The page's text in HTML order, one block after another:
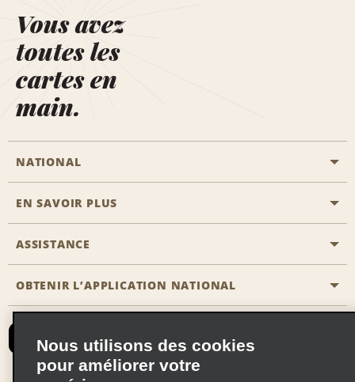
Vous avez
toutes les
cartes en
main.
NATIONAL
Passer une réservation
Solutions pour les professionnels
EN SAVOIR PLUS
Carrière
ASSISTANCE
Accessibilité
Recevoir des offres par email
OBTENIR L’APPLICATION NATIONAL
Nous utilisons des cookies
pour améliorer votre